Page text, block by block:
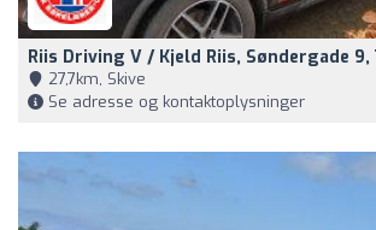
Riis Driving V / Kjeld Riis, Søndergade 9,
27,7km, Skive
Se adresse og kontaktoplysninger